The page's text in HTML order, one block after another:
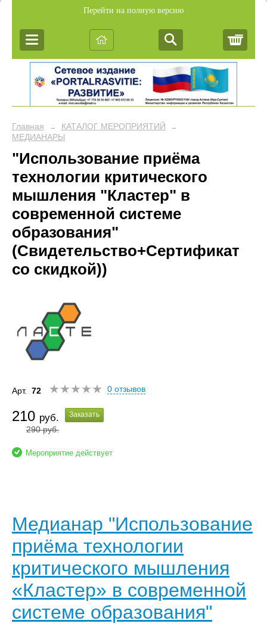
Перейти на полную версию
Главная → КАТАЛОГ МЕРОПРИЯТИЙ →
МЕДИАНАРЫ
"Использование приёма
технологии критического
мышления "Кластер" в
современной системе
образования"
(Свидетельство+Сертификат
со скидкой))
Арт. 72 0 отзывов
210 руб.
290руб.
Заказать
Мероприятие действует
Медианар "Использование
приёма технологии
критического мышления
«Кластер» в современной
системе образования"